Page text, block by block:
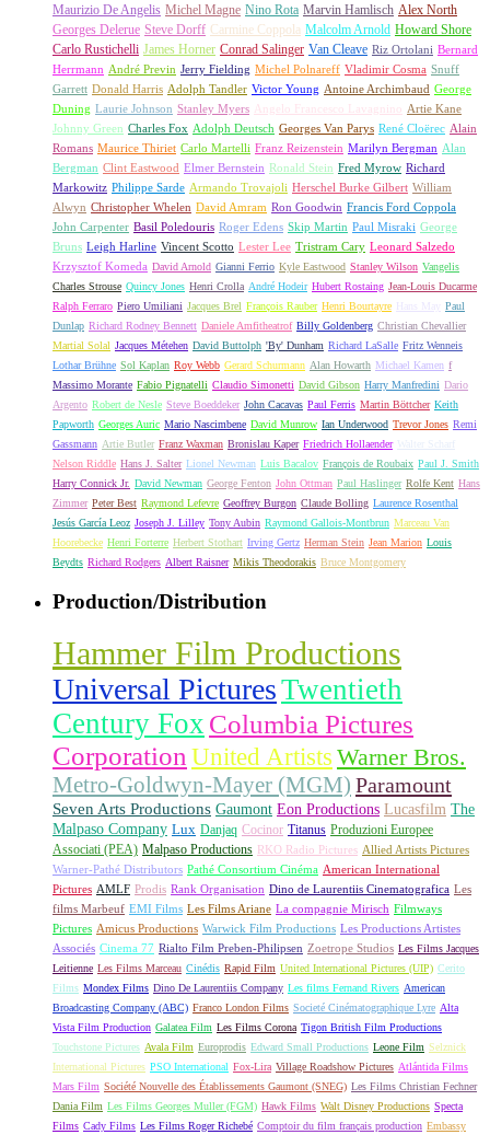
Maurizio De Angelis Michel Magne Nino Rota Marvin Hamlisch Alex North
Georges Delerue Steve Dorff Carmine Coppola Malcolm Arnold Howard Shore
Carlo Rustichelli James Horner Conrad Salinger Van Cleave Riz Ortolani Bernard
Herrmann André Previn Jerry Fielding Michel Polnareff Vladimir Cosma Snuff
Garrett Donald Harris Adolph Tandler Victor Young Antoine Archimbaud George
Duning Laurie Johnson Stanley Myers Angelo Francesco Lavagnino Artie Kane
Johnny Green Charles Fox Adolph Deutsch Georges Van Parys René Cloërec Alain
Romans Maurice Thiriet Carlo Martelli Franz Reizenstein Marilyn Bergman Alan
Bergman Clint Eastwood Elmer Bernstein Ronald Stein Fred Myrow Richard
Markowitz Philippe Sarde Armando Trovajoli Herschel Burke Gilbert William
Alwyn Christopher Whelen David Amram Ron Goodwin Francis Ford Coppola
John Carpenter Basil Poledouris Roger Edens Skip Martin Paul Misraki George
Bruns Leigh Harline Vincent Scotto Lester Lee Tristram Cary Leonard Salzedo
Krzysztof Komeda David Arnold Gianni Ferrio Kyle Eastwood Stanley Wilson Vangelis
Charles Strouse Quincy Jones Henri Crolla André Hodeir Hubert Rostaing Jean-Louis Ducarme
Ralph Ferraro Piero Umiliani Jacques Brel François Rauber Henri Bourtayre Hans May
Paul
Dunlap Richard Rodney Bennett Daniele Amfitheatrof Billy Goldenberg Christian Chevallier
Martial Solal Jacques Métehen David Buttolph 'By' Dunham Richard LaSalle Fritz Wenneis
Lothar Brühne Sol Kaplan Roy Webb Gerard Schurmann Alan Howarth Michael Kamen f
Massimo Morante Fabio Pignatelli Claudio Simonetti David Gibson Harry Manfredini Dario
Argento Robert de Nesle Steve Boeddeker John Cacavas Paul Ferris Martin Böttcher Keith
Papworth Georges Auric Mario Nascimbene David Munrow Ian Underwood Trevor Jones Remi
Gassmann Artie Butler Franz Waxman Bronislau Kaper Friedrich Hollaender
Walter Scharf
Nelson Riddle Hans J. Salter Lionel Newman Luis Bacalov François de Roubaix Paul J. Smith
Harry Connick Jr. David Newman George Fenton John Ottman Paul Haslinger Rolfe Kent Hans
Zimmer Peter Best Raymond Lefevre Geoffrey Burgon Claude Bolling Laurence Rosenthal
Jesús García Leoz Joseph J. Lilley Tony Aubin Raymond Gallois-Montbrun Marceau Van
Hoorebecke Henri Forterre Herbert Stothart Irving Gertz Herman Stein Jean Marion Louis
Beydts Richard Rodgers Albert Raisner Mikis Theodorakis Bruce Montgomery
Production/Distribution
Hammer Film Productions
Universal PicturesTwentieth
Century FoxColumbia Pictures
Corporation United Artists Warner Bros.
Metro-Goldwyn-Mayer (MGM) Paramount
Seven Arts Productions Gaumont Eon Productions Lucasfilm The
Malpaso Company Lux Danjaq Cocinor Titanus Produzioni Europee
Associati (PEA) Malpaso Productions RKO Radio Pictures Allied Artists Pictures
Warner-Pathé Distributors Pathé Consortium Cinéma American International
Pictures AMLF Prodis Rank Organisation Dino de Laurentiis Cinematografica Les
films Marbeuf EMI Films Les Films Ariane La compagnie Mirisch Filmways
Pictures Amicus Productions Warwick Film Productions Les Productions Artistes
Associés Cinema 77 Rialto Film Preben-Philipsen Zoetrope Studios Les Films Jacques
Leitienne Les Films Marceau Cinédis Rapid Film United International Pictures (UIP) Cerito
Films Mondex Films Dino De Laurentiis Company Les films Fernand Rivers American
Broadcasting Company (ABC) Franco London Films Societé Cinématographique Lyre Alta
Vista Film Production Galatea Film Les Films Corona Tigon British Film Productions
Touchstone Pictures Avala Film Europrodis Edward Small Productions Leone Film Selznick
International Pictures PSO International Fox-Lira Village Roadshow Pictures Atlántida Films
Mars Film Société Nouvelle des Établissements Gaumont (SNEG) Les Films Christian Fechner
Dania Film Les Films Georges Muller (FGM) Hawk Films Walt Disney Productions Specta
Films Cady Films Les Films Roger Richebé Comptoir du film français production Embassy